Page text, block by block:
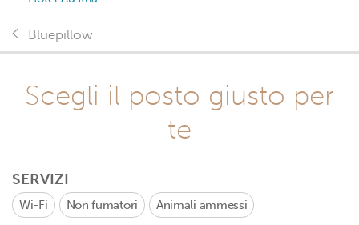
Bluepillow
Scegli il posto giusto per
te
SERVIZI
Wi-Fi Non fumatori Animali ammessi